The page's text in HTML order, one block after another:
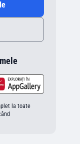
la toate